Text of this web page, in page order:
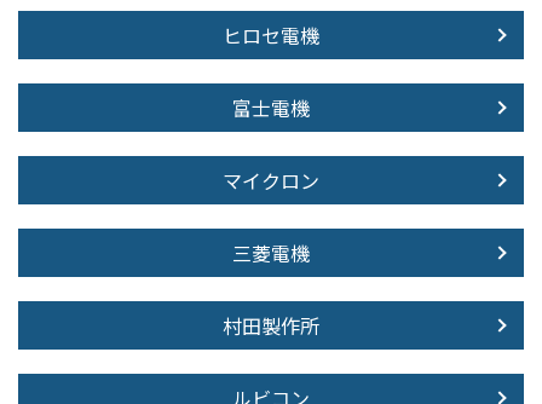
ヒロセ電機
富士電機
マイクロン
三菱電機
村田製作所
ルビコン